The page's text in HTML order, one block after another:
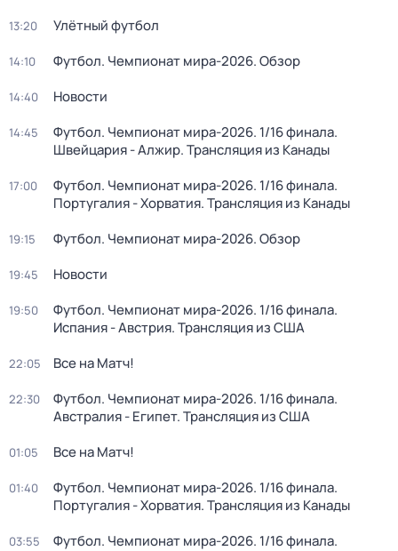
13:20 Улётный футбол
14:10 Футбол. Чемпионат мира-2026. Обзор
14:40 Новости
14:45
Футбол. Чемпионат мира-2026. 1/16 финала.
Швейцария - Алжир. Трансляция из Канады
17:00
Футбол. Чемпионат мира-2026. 1/16 финала.
Португалия - Хорватия. Трансляция из Канады
19:15 Футбол. Чемпионат мира-2026. Обзор
19:45 Новости
19:50
Футбол. Чемпионат мира-2026. 1/16 финала.
Испания - Австрия. Трансляция из США
22:05 Все на Матч!
22:30
Футбол. Чемпионат мира-2026. 1/16 финала.
Австралия - Египет. Трансляция из США
01:05 Все на Матч!
01:40
Футбол. Чемпионат мира-2026. 1/16 финала.
Португалия - Хорватия. Трансляция из Канады
03:55
Футбол. Чемпионат мира-2026. 1/16 финала.